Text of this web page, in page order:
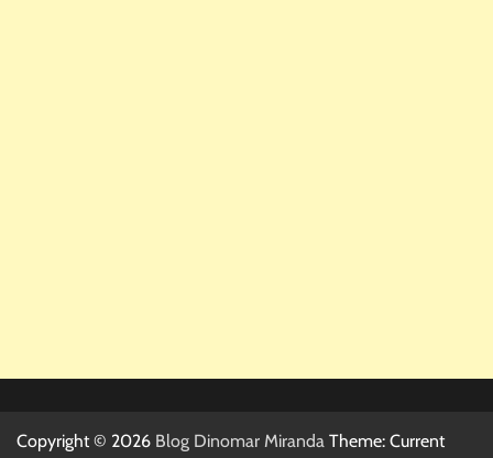
Copyright © 2026 Blog Dinomar Miranda Theme: Current